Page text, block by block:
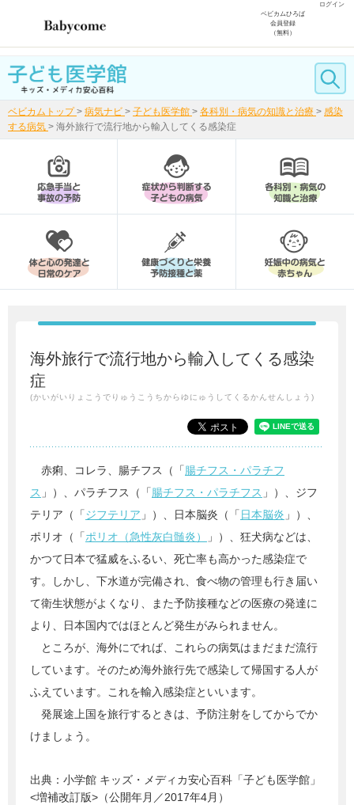
ログイン
ベビカムひろば
会員登録
（無料）
ベビカムトップ > 病気ナビ > 子ども医学館 > 各科別・病気の知識と治療 > 感染
する病気 > 海外旅行で流行地から輸入してくる感染症
海外旅行で流行地から輸入してくる感染
症
(かいがいりょこうでりゅうこうちからゆにゅうしてくるかんせんしょう)
赤痢、コレラ、腸チフス（「腸チフス・パラチフ
ス 」）、パラチフス（「腸チフス・パラチフス 」）、ジフ
テリア（「ジフテリア 」）、日本脳炎（「 日本脳炎 」）、
ポリオ（「ポリオ（急性灰白髄炎）
」）、狂犬病などは、
かつて日本で猛威をふるい、死亡率も高かった感染症で
す。しかし、下水道が完備され、食べ物の管理も行き届い
て衛生状態がよくなり、また予防接種などの医療の発達に
より、日本国内ではほとんど発生がみられません。
ところが、海外にでれば、これらの病気はまだまだ流行
しています。そのため海外旅行先で感染して帰国する人が
ふえています。これを輸入感染症といいます。
発展途上国を旅行するときは、予防注射をしてからでか
けましょう。
出典： 小学館 キッズ・メディカ安心百科「子ども医学館」
<増補改訂版>（公開年月／2017年4月）